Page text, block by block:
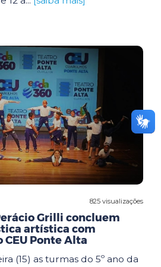
825 visualizações
Grilli concluem
artística com
Ponte Alta
(15) as turmas do 5º ano da